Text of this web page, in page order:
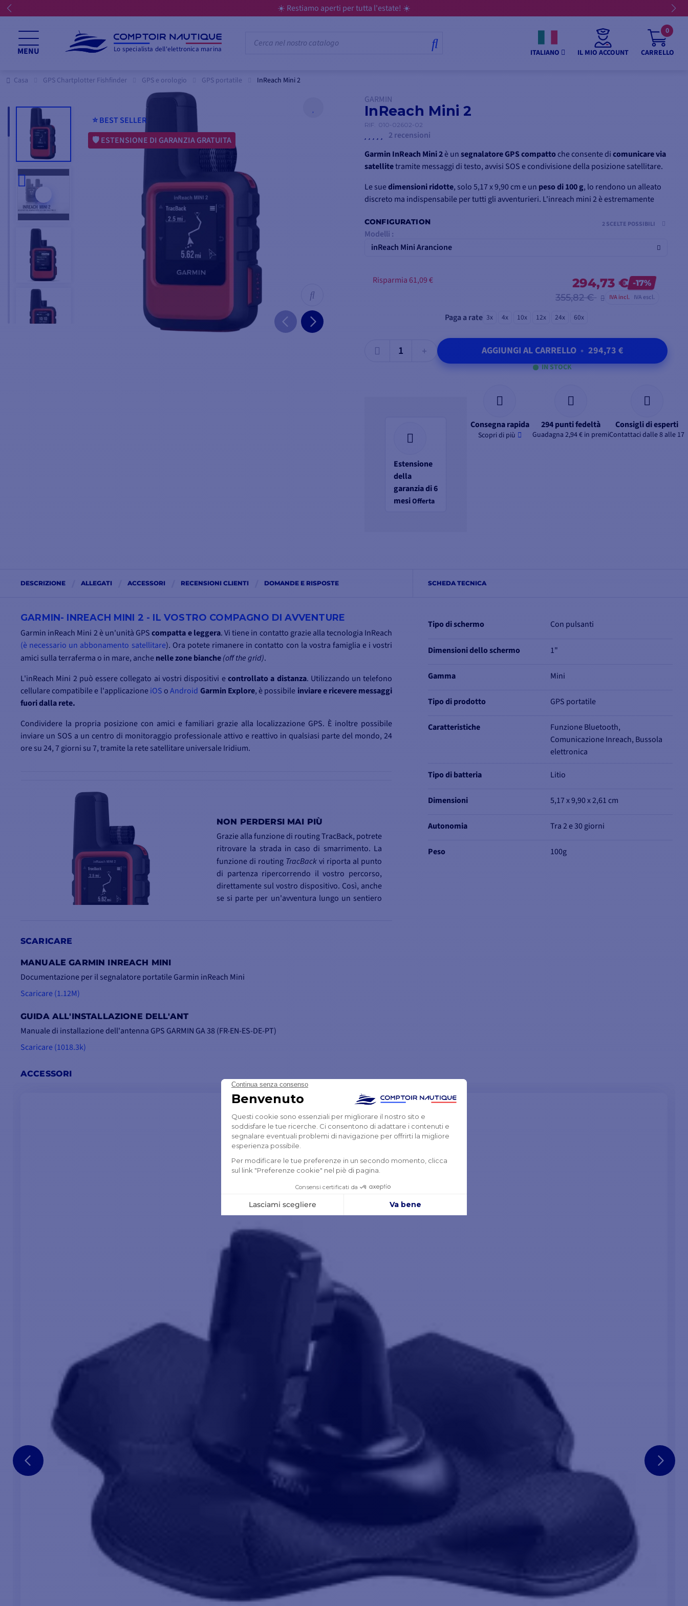
☀️ Restiamo aperti per tutta l'estate! ☀️
MENU Lo specialista dell'elettronica marina ITALIANO IL MIO ACCOUNT CARRELLO
0
Casa GPS Chartplotter Fishfinder GPS e orologio GPS portatile InReach Mini 2
⭐️ BEST SELLER
ESTENSIONE DI GARANZIA GRATUITA
GARMIN
InReach Mini 2
RIF. 010-02602-02
2 recensioni
Garmin InReach Mini 2è unsegnalatore GPS compattoche consente dicomunicare via
satellitetramite messaggi di testo, avvisi SOS e condivisione della posizione satellitare.
Le suedimensioni ridotte, solo 5,17 x 9,90 cm e un peso di 100 g, lo rendono un alleato
discreto ma indispensabile per tutti gli avventurieri. L'inreach mini 2 è estremamente
autonomia fino a 14 giorni
CONFIGURATION
Modelli :
inReach Mini Arancione
2 SCELTE POSSIBILI
294,73 € -17%
355,82 € IVA incl. IVA escl.
Risparmia 61,09 €
Paga a rate 3x 4x 10x 12x 24x 60x
AGGIUNGI AL CARRELLO • 294,73 €
IN STOCK
Estensione
della
garanzia di 6
mesiOfferta
Consegna rapida
Scopri di più
294 punti fedeltà
Guadagna 2,94 € in premi
Consigli di esperti
Contattaci dalle 8 alle 17
SCHEDA TECNICA
Tipo di schermo Con pulsanti
Dimensioni dello schermo 1"
Gamma Mini
Tipo di prodotto GPS portatile
Caratteristiche
Funzione Bluetooth,
Comunicazione Inreach, Bussola
elettronica
Tipo di batteria Litio
Dimensioni 5,17 x 9,90 x 2,61 cm
Autonomia Tra 2 e 30 giorni
Peso 100g
DESCRIZIONE ALLEGATI ACCESSORI RECENSIONI CLIENTI DOMANDE E RISPOSTE
GARMIN- INREACH MINI 2 - IL VOSTRO COMPAGNO DI AVVENTURE
Garmin inReach Mini 2 è un'unità GPScompatta eleggera. Vi tiene in contatto grazie alla tecnologia InReach
(è necessario un abbonamento satellitare). Ora potete rimanere in contatto con la vostra famiglia e i vostri
amici sulla terraferma o in mare, anchenelle zone bianche (off the grid).
L'inReach Mini 2 può essere collegato ai vostri dispositivi econtrollato a distanza. Utilizzando un telefono
cellulare compatibile e l'applicazioneiOSoAndroid Garmin Explore, è possibile inviare e ricevere messaggi
fuori dalla rete.
Condividere la propria posizione con amici e familiari grazie alla localizzazione GPS. È inoltre possibile
inviare un SOS a un centro di monitoraggio professionale attivo e reattivo in qualsiasi parte del mondo, 24
ore su 24, 7 giorni su 7, tramite la rete satellitare universale Iridium.
NON PERDERSI MAI PIÙ
Grazie alla funzione di routing TracBack, potrete
ritrovare la strada in caso di smarrimento. La
funzione di routing TracBack vi riporta al punto
di partenza ripercorrendo il vostro percorso,
direttamente sul vostro dispositivo. Così, anche
se si parte per un'avventura lungo un sentiero
Rimanete informati sulle condizioni
meteorologiche in qualsiasi parte del mondo.
Un servizio meteo
dispositivo o tramite l'applicazione Garmin
PIANIFICARE I VIAGGI
Accedete gratuitamente al sito web basato su
cloud Garmin Explore sul vostro computer per
pianificare i vostri viaggi, creare messaggi
predefiniti e messaggi di testo rapidi,
sincronizzare e gestire le impostazioni del
vostro dispositivo e molto altro ancora.
I waypoint sono posizioni registrate e
Grazie ai waypoint, è possibile sapere dove ci si
trova, dove si sta andando e i percorsi
Ottenete informazioni precise
sull'orientamento, anche quando non siete in
movimento, grazie alla bussola digitale
COMUNICAZIONE INREACH SMS, E-
Grazie alla tecnologia Inreach e all'applicazione
SCARICARE
MANUALE GARMIN INREACH MINI
Documentazione per il segnalatore portatile Garmin inReach Mini
Scaricare (1.12M)
GUIDA ALL'INSTALLAZIONE DELL'ANT
Manuale di installazione dell'antenna GPS GARMIN GA 38 (FR-EN-ES-DE-PT)
Scaricare (1018.3k)
ACCESSORI